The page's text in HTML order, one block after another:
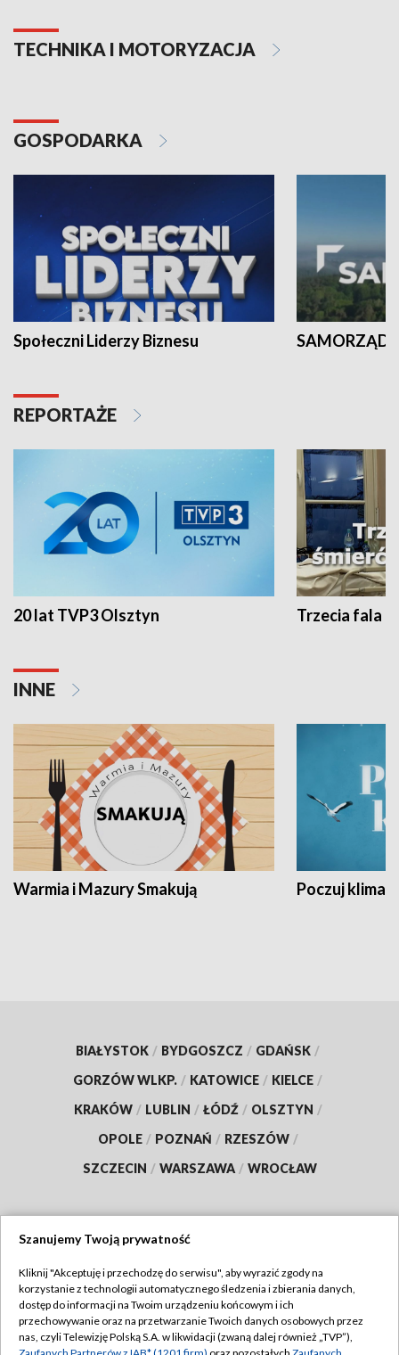
TECHNIKA I MOTORYZACJA
GOSPODARKA
Społeczni Liderzy Biznesu SAMORZĄD
REPORTAŻE
20 lat TVP3 Olsztyn Trzecia fala -
INNE
Warmia i Mazury Smakują Poczuj klimat
BIAŁYSTOK / BYDGOSZCZ / GDAŃSK /
GORZÓW WLKP. / KATOWICE / KIELCE /
KRAKÓW / LUBLIN / ŁÓDŹ / OLSZTYN /
OPOLE / POZNAŃ / RZESZÓW /
SZCZECIN / WARSZAWA / WROCŁAW
TVP
Abonament TVP
Emisja w TVP
Regulamin TVP
Szanujemy Twoją prywatność
Kliknij "Akceptuję i przechodzę do serwisu", aby wyrazić zgody na
korzystanie z technologii automatycznego śledzenia i zbierania danych,
dostęp do informacji na Twoim urządzeniu końcowym i ich
przechowywanie oraz na przetwarzanie Twoich danych osobowych przez
nas, czyli Telewizję Polską S.A. w likwidacji (zwaną dalej również „TVP”),